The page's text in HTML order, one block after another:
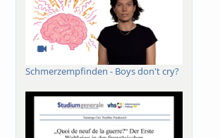
Schmerzempfinden - Boys don't cry?